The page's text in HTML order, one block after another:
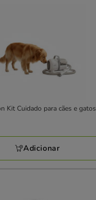
Kit Cuidado para cães e gatos
Adicionar